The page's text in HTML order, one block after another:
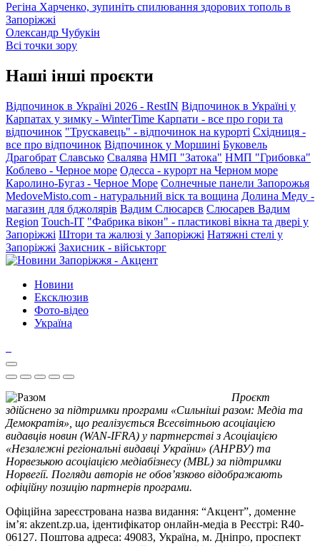
Регіна Харченко, зупиніть спилювання здорових тополь в
Запоріжжі
Олександр Чубукін
Всі точки зору
Наші інші проєкти
Відпочинок в Україні 2026 - RestIN Відпочинок в Україні у
Карпатах у зимку - WinterTime Карпати - все про гори та
відпочинок "Трускавець" - відпочинок на курорті Східниця -
все про відпочинок Відпочинок у Моршині Буковель
Драгобрат Славсько Свалява НМП "Затока" НМП "Грибовка"
Коблево - Черное море Одесса - курорт на Черном море
Каролино-Бугаз - Черное Море Солнечные панели Запорожья
MedoveMisto.com - натуральний віск та вощина Долина Меду -
магазин для бджолярів Вадим Слюсарєв Слюсарев Вадим
Region Touch-IT "Фабрика вікон" - пластикові вікна та двері у
Запоріжжі Штори та жалюзі у Запоріжжі Натяжні стелі у
Запоріжжі Захисник - військторг
Новини
Ексклюзив
Фото-відео
Україна
Проєкт
здійснено за підтримки програми «Сильніші разом: Медіа та
Демократія», що реалізується Всесвітньою асоціацією
видавців новин (WAN-IFRA) у партнерстві з Асоціацією
«Незалежні регіональні видавці України» (АНРВУ) та
Норвезькою асоціацією медіабізнесу (MBL) за підтримки
Норвегії. Погляди авторів не обов’язково відображають
офіційну позицію партнерів програми.
Офіційна зареєстрована назва видання: “Акцент”, доменне
ім’я: akzent.zp.ua, ідентифікатор онлайн-медіа в Реєстрі: R40-
06127. Поштова адреса: 49083, Україна, м. Дніпро, проспект